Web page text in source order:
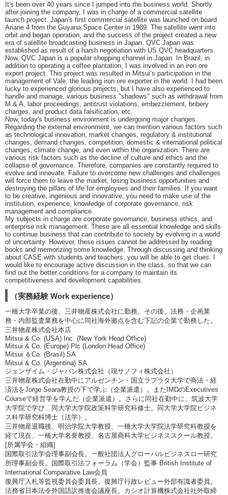
It's been over 40 years since I jumped into the business world. Shortly
after joining the company, I was in charge of a commercial satellite
launch project. Japan's first commercial satellite was launched on board
Ariane 4 from the Guyana Space Center in 1989. The satellite went into
orbit and began operation, and the success of the project created a new
era of satellite broadcasting business in Japan. QVC Japan was
established as result of a harsh negotiation with US QVC headquarters.
Now, QVC Japan is a popular shopping channel in Japan. In Brazil, in
addition to operating a coffee plantation, I was involved in an iron ore
export project. This project was resulted in Mitsui’s participation in the
management of Vale, the leading iron ore exporter in the world. I had been
lucky to experienced glorious projects, but I have also experienced to
handle and manage, various business "shadows" such as withdrawal from
M & A, labor proceedings, antitrust violations, embezzlement, bribery
charges, and product data falsification, etc.
Now, today's business environment is undergoing major changes.
Regarding the external environment, we can mention various factors such
as technological innovation, market changes, regulatory & institutional
changes, demand changes, competition, domestic & international political
changes, climate change, and even within the organization. There are
various risk factors such as the decline of culture and ethics and the
collapse of governance. Therefore, companies are constantly required to
evolve and innovate. Failure to overcome new challenges and challenges
will force them to leave the market, losing business opportunities and
destroying the pillars of life for employees and their families. If you want
to be creative, ingenious and innovative, you need to make use of the
institution, experience, knowledge of corporate governance, risk
management and compliance.
My subjects in charge are corporate governance, business ethics, and
enterprise risk management. These are all essential knowledge and skills
to continue business that can contribute to society by evolving in a world
of uncertainty. However, these issues cannot be addressed by reading
books and memorizing some knowledge. Through discussing and thinking
about CASE with students and teachers, you will be able to get clues. I
would like to encourage active discussion in the class, so that we can
find out the better conditions for a company to maintain its
competitiveness and development capabilities.
（実務経験 Work experience）
一橋大学卒業の後、三井物産株式会社に勤務。その後、法務・企画業
務・内部監査業務を中心に同社海外拠点を含む下記の企業で勤務した。
三井物産株式会社本店
Mitsui & Co. (USA) Inc. (New York Head Office)
Mitsui & Co. (Europe) Plc (London Head Office)
Mitsui ＆Co. (Brasil) SA
Mitsui & Co. (Argentina) SA
ジェンザイム・ジャパン株式会社（現サノフィ株式会社）
三井物産株式会社在勤中にアルゼンチン・国立ラプラタ大学で商法・経
済法をJorge Seara教授の下で学ぶ（企業派遣）。またIMDのExecutives
Courseで経営学を学んだ（企業派遣）。さらに同社在勤中に、筑波大学
大学院で学び、同大学大学院政策科学研究科修士。同大学大学院ビジネ
ス科学研究科博士（法学）。
三井物産退職後、明治学院大学教授、一橋大学大学院法学研究科教授を
経て現在、一橋大学名誉教授、名古屋商科大学ビジネススクール教授。
[所属学会・組織]
国際取引法学会理事副会長。一般社団法人グローバルビジネスロー研究
所理事副会長。国際取引法フォーラム（学会）監事 British Institute of
International Comparative Law会員
復興庁入札等監視委員会委員長。復興庁行政レビュー外部有識者委員。
法務省日本法令外国語訳推進会議座長。カシオ計算機株式会社社外取締